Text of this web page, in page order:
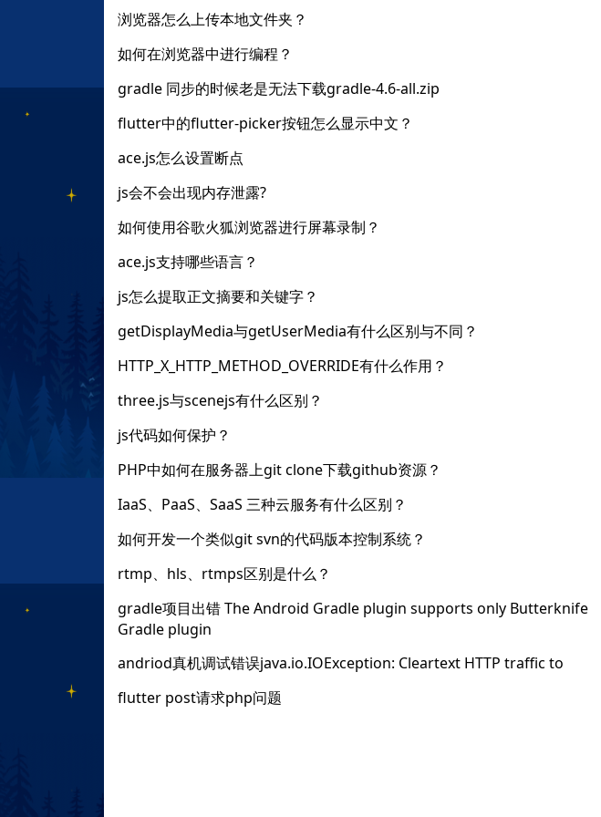
浏览器怎么上传本地文件夹？
如何在浏览器中进行编程？
gradle 同步的时候老是无法下载gradle-4.6-all.zip
flutter中的flutter-picker按钮怎么显示中文？
ace.js怎么设置断点
js会不会出现内存泄露?
如何使用谷歌火狐浏览器进行屏幕录制？
ace.js支持哪些语言？
js怎么提取正文摘要和关键字？
getDisplayMedia与getUserMedia有什么区别与不同？
HTTP_X_HTTP_METHOD_OVERRIDE有什么作用？
three.js与scenejs有什么区别？
js代码如何保护？
PHP中如何在服务器上git clone下载github资源？
IaaS、PaaS、SaaS 三种云服务有什么区别？
如何开发一个类似git svn的代码版本控制系统？
rtmp、hls、rtmps区别是什么？
gradle项目出错 The Android Gradle plugin supports only Butterknife
Gradle plugin
andriod真机调试错误java.io.IOException: Cleartext HTTP traffic to
flutter post请求php问题